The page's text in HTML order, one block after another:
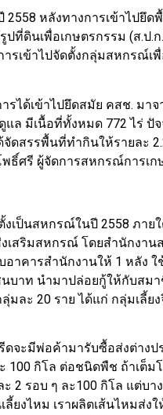
หลังทางการเข้าไปยึ
ที่ดินเพื่อเกษตรกรรม (ส.ป.
รเข้าไปจัดตั้งกลุ่มสหกรณ์เ
ารได้เข้าไปยึดสมัย คสช. ม
แล มีเนื้อที่ทั้งหมด 772 ไร่ ปั
ดสรรพื้นที่ทำกินให้รายละ
พธิ์ศรี ผู้จัดการสหกรณ์การเ
งเป็นสหกรณ์ในปี 2558 ภา
เสริมสหกรณ์ โดยสำนักงา
อาคารสำนักงานให้ 1 หลัง
าท นำมาปล่อยกู้ให้กับสมา
มละ 20 ราย ได้แก่ กลุ่มเ
ดจะมีพ่อค้ามารับซื้อส่งต่าง
100 กิโล ต่อชนิดพืช ถ้าเต็
2 รอบ ๆ ละ100 กิโล แต่บ
ยงไหม เราผลิตเส้นไหมส่